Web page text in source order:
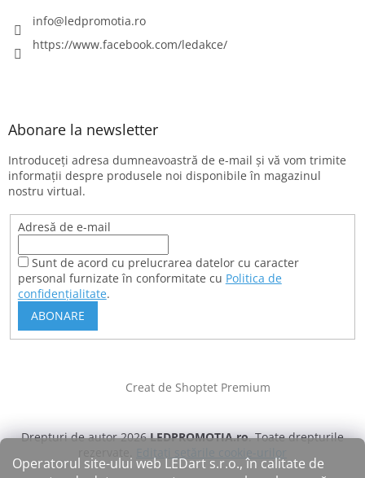
Operatorul site-ului web LEDart s.r.o., în calitate de
info@ledpromotia.ro
https://www.facebook.com/ledakce/
Abonare la newsletter
Introduceţi adresa dumneavoastră de e-mail şi vă vom trimite
informaţii despre produsele noi disponibile în magazinul
nostru virtual.
Adresă de e-mail
Sunt de acord cu prelucrarea datelor cu caracter
personal furnizate în conformitate cu Politica de
confidențialitate.
ABONARE
Creat de Shoptet Premium
Drepturi de autor 2026LEDPROMOTIA.ro. Toate drepturile